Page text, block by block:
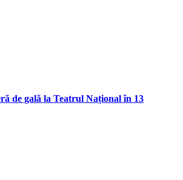
de gală la Teatrul Național în 13